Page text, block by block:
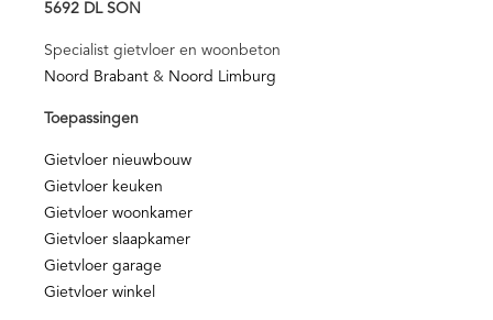
5692 DL SON
Specialist gietvloer en woonbeton
Noord Brabant & Noord Limburg
Toepassingen
Gietvloer nieuwbouw
Gietvloer keuken
Gietvloer woonkamer
Gietvloer slaapkamer
Gietvloer garage
Gietvloer winkel